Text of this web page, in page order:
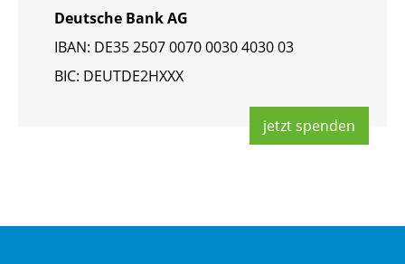
Deut­sche Bank AG
IBAN: DE35 2507 0070 0030 4030 03
BIC: DEUT­DE2HXXX
jetzt spen­den